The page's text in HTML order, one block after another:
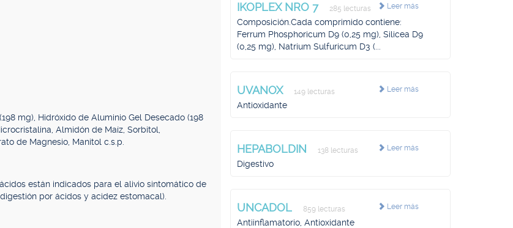
mg), Hidróxido de Aluminio Gel Desecado (198
Almidón de Maíz, Sorbitol,
de Magnesio, Manitol c.s.p.
están indicados para el alivio sintomático de
por ácidos y acidez estomacal).
Leer más
IKOPLEX NRO 7 285 lecturas
Composición.Cada comprimido contiene:
Ferrum Phosphoricum D9 (0,25 mg), Silicea D9
(0,25 mg), Natrium Sulfuricum D3 (...
Leer más
UVANOX 149 lecturas
Antioxidante
Leer más
HEPABOLDIN 138 lecturas
Digestivo
Leer más
UNCADOL 859 lecturas
Antiinflamatorio, Antioxidante